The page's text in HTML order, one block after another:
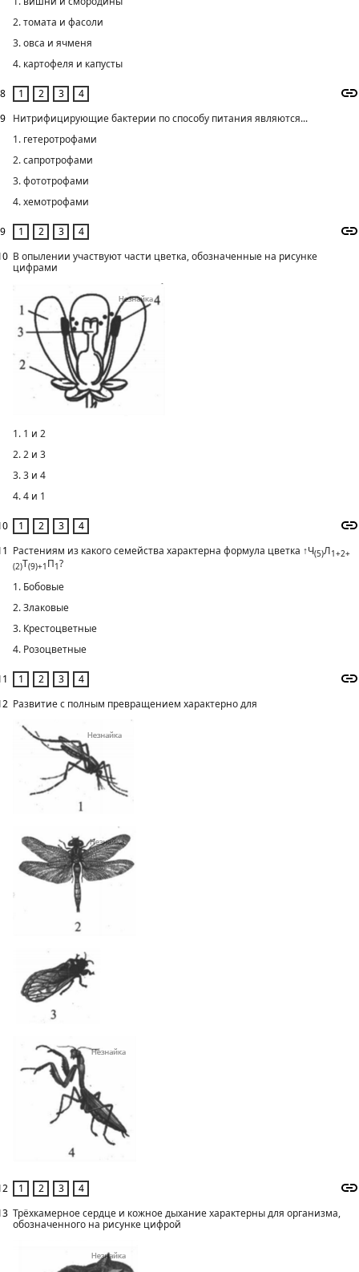
8
2. томата и фасоли
3. овса и ячменя
4. картофеля и капусты
9
9
Нитрифицирующие бактерии по способу питания являются...
1. гетеротрофами
2. сапротрофами
3. фототрофами
4. хемотрофами
В опылении участвуют части цветка, обозначенные на рисунке
цифрами
1. 1 и 2
2. 2 и 3
3. 3 и 4
4. 4 и 1
Растениям из какого семейства характерна формула цветка ↑Ч(5)Л1+2+
(2)Т(9)+1 П1?
1. Бобовые
2. Злаковые
3. Крестоцветные
4. Розоцветные
Развитие с полным превращением характерно для
Трёхкамерное сердце и кожное дыхание характерны для организма,
обозначенного на рисунке цифрой